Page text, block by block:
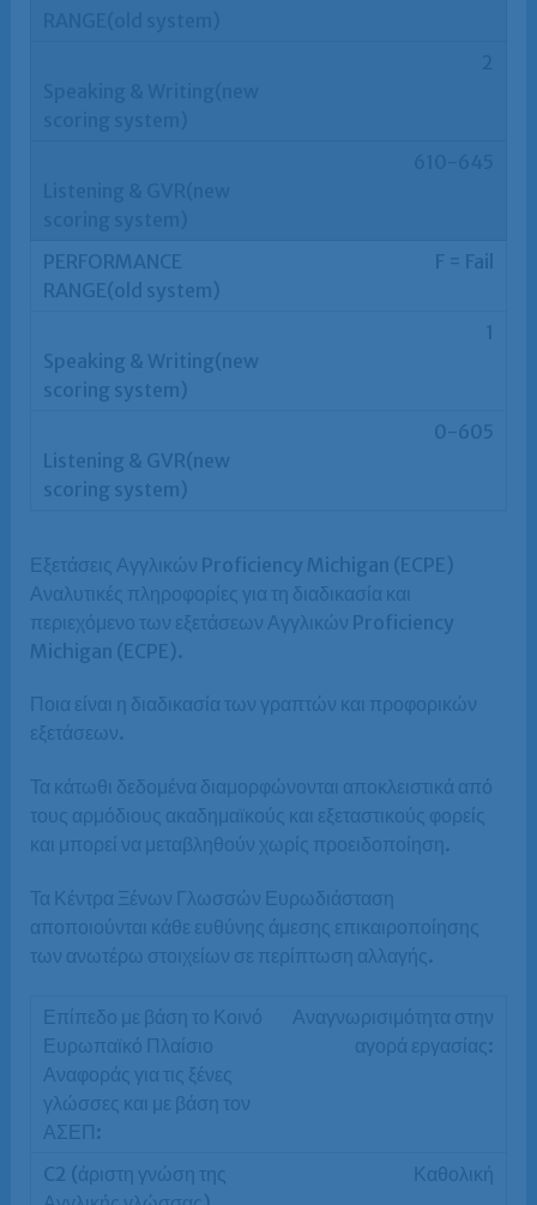
F = Fail
1
0-605
Εξετάσεις Αγγλικών Proficiency Michigan (ECPE)
Αναλυτικές πληροφορίες για τη διαδικασία και
περιεχόμενο των εξετάσεων Αγγλικών Proficiency
Michigan (ECPE).
Ποια είναι η διαδικασία των γραπτών και προφορικών
εξετάσεων.
Τα κάτωθι δεδομένα διαμορφώνονται αποκλειστικά από
τους αρμόδιους ακαδημαϊκούς και εξεταστικούς φορείς
και μπορεί να μεταβληθούν χωρίς προειδοποίηση.
Τα Κέντρα Ξένων Γλωσσών Ευρωδιάσταση
αποποιούνται κάθε ευθύνης άμεσης επικαιροποίησης
των ανωτέρω στοιχείων σε περίπτωση αλλαγής.
Αναγνωρισιμότητα στην
αγορά εργασίας:
Καθολική